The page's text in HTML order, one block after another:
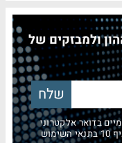
ולמבזקים של
בדואר אלקטרוני